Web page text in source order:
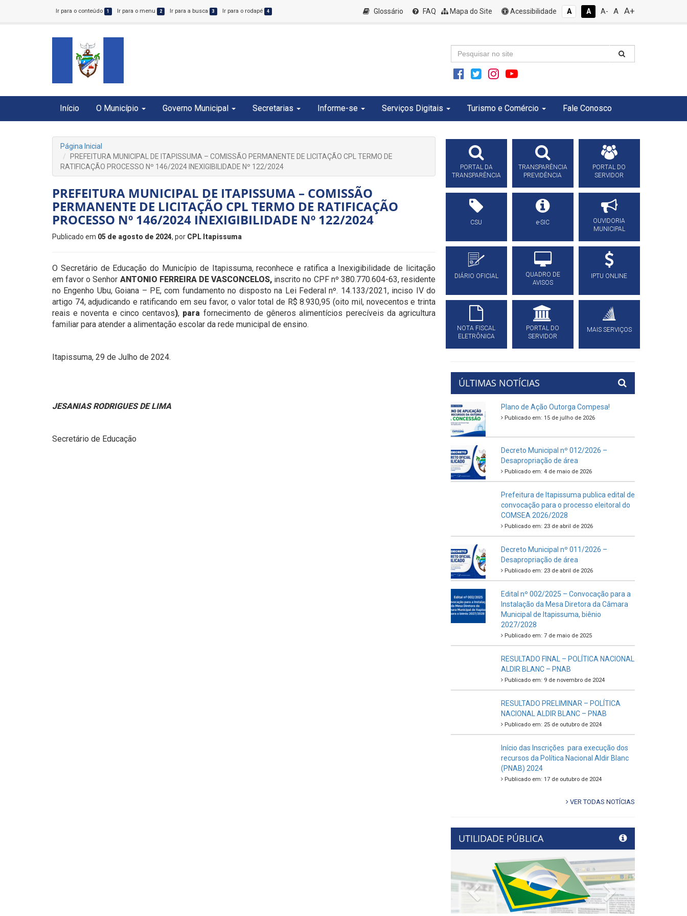
Ir para o conteúdo 1 Ir para o menu 2 Ir para a busca 3 Ir para o rodapé 4 Glossário FAQ Mapa do Site Acessibilidade A A A- A A+
Início O Município Governo Municipal Secretarias Informe-se Serviços Digitais Turismo e Comércio Fale Conosco
Página Inicial
PREFEITURA MUNICIPAL DE ITAPISSUMA – COMISSÃO PERMANENTE DE LICITAÇÃO CPL TERMO DE
RATIFICAÇÃO PROCESSO Nº 146/2024 INEXIGIBILIDADE Nº 122/2024
PREFEITURA MUNICIPAL DE ITAPISSUMA – COMISSÃO
PERMANENTE DE LICITAÇÃO CPL TERMO DE RATIFICAÇÃO
PROCESSO Nº 146/2024 INEXIGIBILIDADE Nº 122/2024
Publicado em 05 de agosto de 2024, por CPL Itapissuma
O Secretário de Educação do Município de Itapissuma, reconhece e ratifica a Inexigibilidade de licitação
em favor o Senhor ANTONIO FERREIRA DE VASCONCELOS, inscrito no CPF nº 380.770.604-63, residente
no Engenho Ubu, Goiana – PE, com fundamento no disposto na Lei Federal nº. 14.133/2021, inciso IV do
artigo 74, adjudicando e ratificando em seu favor, o valor total de R$ 8.930,95 (oito mil, novecentos e trinta
reais e noventa e cinco centavos), para fornecimento de gêneros alimentícios perecíveis da agricultura
familiar para atender a alimentação escolar da rede municipal de ensino.
Itapissuma, 29 de Julho de 2024.
JESANIAS RODRIGUES DE LIMA
Secretário de Educação
PORTAL DA
TRANSPARÊNCIA
TRANSPARÊNCIA
PREVIDÊNCIA
PORTAL DO
SERVIDOR
CSU e-SIC
OUVIDORIA
MUNICIPAL
DIÁRIO OFICIAL
QUADRO DE
AVISOS
IPTU ONLINE
NOTA FISCAL
ELETRÔNICA
PORTAL DO
SERVIDOR
MAIS SERVIÇOS
ÚLTIMAS NOTÍCIAS
Plano de Ação Outorga Compesa!
Publicado em: 15 de julho de 2026
Decreto Municipal nº 012/2026 –
Desapropriação de área
Publicado em: 4 de maio de 2026
Prefeitura de Itapissuma publica edital de
convocação para o processo eleitoral do
COMSEA 2026/2028
Publicado em: 23 de abril de 2026
Decreto Municipal nº 011/2026 –
Desapropriação de área
Publicado em: 23 de abril de 2026
Edital nº 002/2025 – Convocação para a
Instalação da Mesa Diretora da Câmara
Municipal de Itapissuma, biênio
2027/2028
Publicado em: 7 de maio de 2025
RESULTADO FINAL – POLÍTICA NACIONAL
ALDIR BLANC – PNAB
Publicado em: 9 de novembro de 2024
RESULTADO PRELIMINAR – POLÍTICA
NACIONAL ALDIR BLANC – PNAB
Publicado em: 25 de outubro de 2024
Início das Inscrições para execução dos
recursos da Política Nacional Aldir Blanc
(PNAB) 2024
Publicado em: 17 de outubro de 2024
VER TODAS NOTÍCIAS
UTILIDADE PÚBLICA
Previous Next